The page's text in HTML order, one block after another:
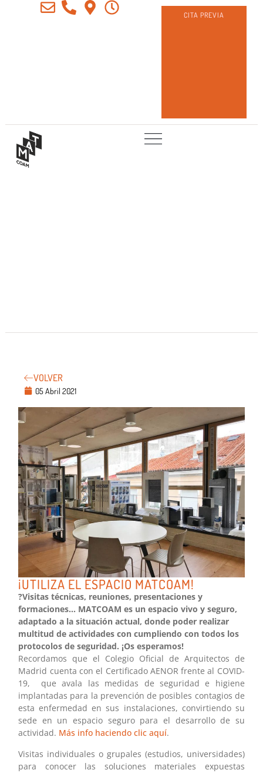
CITA PREVIA
VOLVER
05 Abril 2021
¡UTILIZA EL ESPACIO MATCOAM!
?Visitas técnicas, reuniones, presentaciones y
formaciones... MATCOAM es un espacio vivo y seguro,
adaptado a la situación actual, donde poder realizar
multitud de actividades con cumpliendo con todos los
protocolos de seguridad. ¡Os esperamos!
Recordamos que el Colegio Oficial de Arquitectos de
Madrid cuenta con el Certificado AENOR frente al COVID-
19, que avala las medidas de seguridad e higiene
implantadas para la prevención de posibles contagios de
esta enfermedad en sus instalaciones, convirtiendo su
sede en un espacio seguro para el desarrollo de su
actividad. Más info haciendo clic aquí.
Visitas individuales o grupales (estudios, universidades)
para conocer las soluciones materiales expuestas